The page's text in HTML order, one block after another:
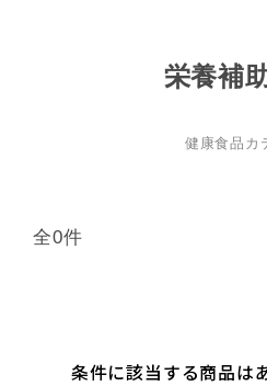
栄養補
健康食品カ
全0件
条件に該当する商品は